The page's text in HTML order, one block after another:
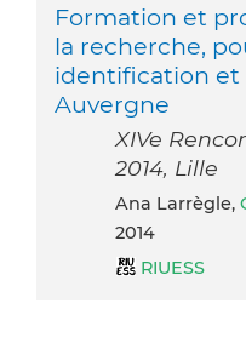
Formation et
la recherche,
identification et
Auvergne
XIVe
2014, Lille
Ana Larrègle,
2014
RIUESS